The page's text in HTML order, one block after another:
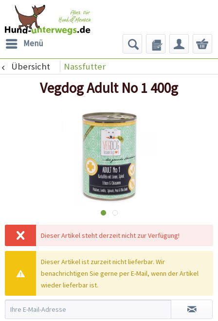
Menü
Übersicht Nassfutter
Vegdog Adult No 1 400g
Dieser Artikel steht derzeit nicht zur Verfügung!
Dieser Artikel ist zurzeit nicht lieferbar. Wir
benachrichtigen Sie gerne per E-Mail, wenn der Artikel
wieder lieferbar ist.